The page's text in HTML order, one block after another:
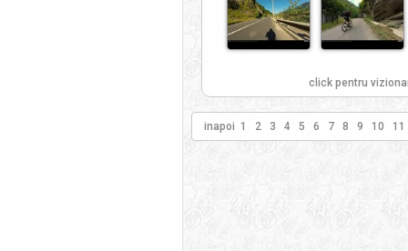
click pentru
inapoi 1 2 3 4 5 6 7 8 9 10 11